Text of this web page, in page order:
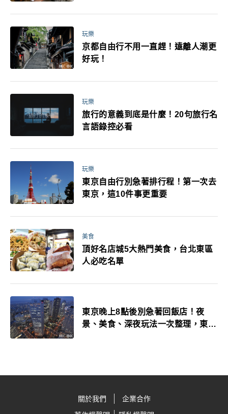
玩樂
京都自由行不用一直趕！遠離人潮更
好玩！
玩樂
旅行的意義到底是什麼！20句旅行名
言語錄控必看
玩樂
東京自由行別急著排行程！第一次去
東京，這10件事更重要
美食
頂好名店城5大熱門美食，台北東區
人必吃名單
東京晚上8點後別急著回飯店！夜
景、美食、深夜玩法一次整理，東京
關於我們
企業合作